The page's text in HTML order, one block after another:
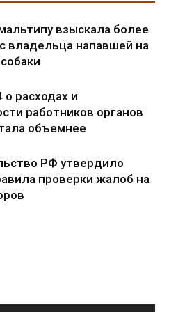
взыскала более
владельца напавшей на
расходах и
работников органов
объемнее
РФ утвердило
проверки жалоб на